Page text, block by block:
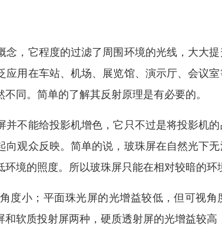
，它程度的过滤了周围环境的光线，大大
用在车站、机场、展览馆、演示厅、会议
同。简单的了解其反射原理是有必要的。
不能给投影机增色，它只不过是将投影机
观众反映。简单的说，玻珠屏在自然光下
境的照度。所以玻珠屏只能在相对较暗的环
度小；平面珠光屏的光增益较低，但可视
软质投射屏两种，硬质透射屏的光增益较高